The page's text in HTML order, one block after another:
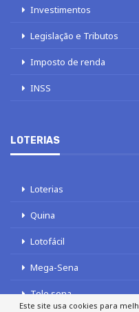
Investimentos
Legislação e Tributos
Imposto de renda
INSS
LOTERIAS
Loterias
Quina
Lotofácil
Mega-Sena
Tele sena
Este site usa cookies para